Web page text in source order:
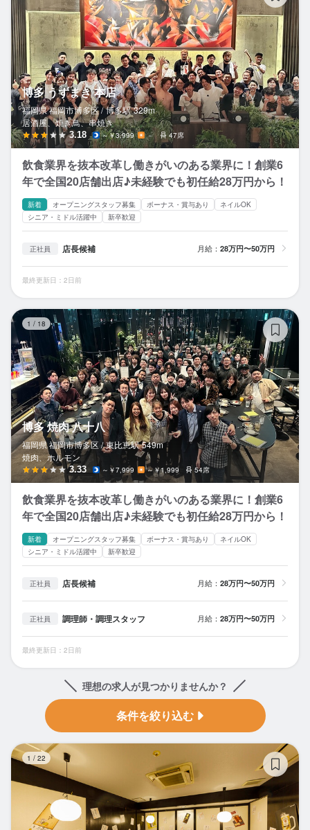
博多 うずまき 本店
福岡県 福岡市博多区 / 博多駅 329m
居酒屋、焼き鳥、串焼き
3.18 ～￥3,999 － 47席
飲食業界を抜本改革し働きがいのある業界に！創業6
年で全国20店舗出店♪未経験でも初任給28万円から！
新着 オープニングスタッフ募集 ボーナス・賞与あり
ネイルOK
シニア・ミドル活躍中
新卒歓迎
正社員 店長候補 月給： 28万円〜50万円
最終更新日：2日前
1 / 18
博多 焼肉 八十八
福岡県 福岡市博多区 / 東比恵駅 549m
焼肉、ホルモン
3.33 ～￥7,999 ～￥1,999 54席
飲食業界を抜本改革し働きがいのある業界に！創業6
年で全国20店舗出店♪未経験でも初任給28万円から！
新着 オープニングスタッフ募集 ボーナス・賞与あり
ネイルOK
シニア・ミドル活躍中
新卒歓迎
正社員 店長候補 月給： 28万円〜50万円
正社員 調理師・調理スタッフ 月給： 28万円〜50万円
最終更新日：2日前
理想の求人が見つかりませんか？
条件を絞り込む
1 / 22